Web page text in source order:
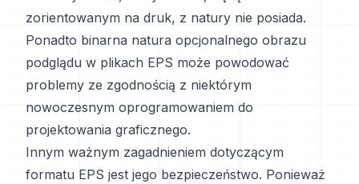
zorientowanym na druk, z natury nie posiada.
Ponadto binarna natura opcjonalnego obrazu
podglądu w plikach EPS może powodować
problemy ze zgodnością z niektórym
nowoczesnym oprogramowaniem do
projektowania graficznego.
Innym ważnym zagadnieniem dotyczącym
formatu EPS jest jego bezpieczeństwo. Ponieważ